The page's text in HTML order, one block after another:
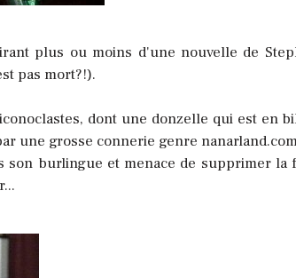
plus ou moins d'une nouvelle de
pas mort?!).
dont une donzelle qui est en
une grosse connerie genre
burlingue et menace de supprimer la